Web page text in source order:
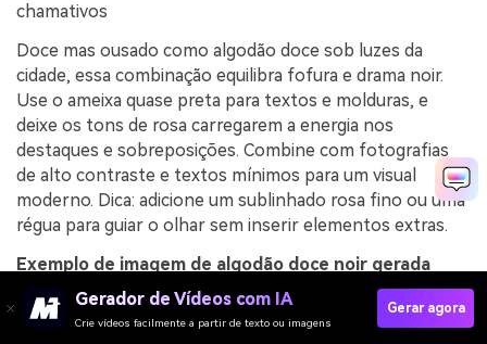
chamativos
Doce mas ousado como algodão doce sob luzes da
cidade, essa combinação equilibra fofura e drama noir.
Use o ameixa quase preta para textos e molduras, e
deixe os tons de rosa carregarem a energia nos
destaques e sobreposições. Combine com fotografias
de alto contraste e textos mínimos para um visual
moderno. Dica: adicione um sublinhado rosa fino ou uma
régua para guiar o olhar sem inserir elementos extras.
Exemplo de imagem de algodão doce noir gerada
usando o media.io
Gerador de Vídeos com IA
Crie vídeos facilmente a partir de texto ou imagens
Gerar agora